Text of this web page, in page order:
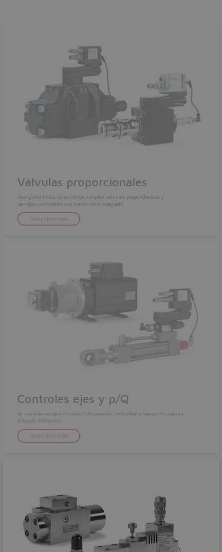
Do you want to leave the
configurator?
The running selection will be
lost.
No
Válvulas proporcionales
Una gama única, que incluye simples válvulas proporcionales y
servoproporcionales con controlador integrado
Descubrir más
Controles ejes y p/Q
Servosistemas para el control de posición, velocidad y fuerza de cualquier
actuador hidráulico
Descubrir más